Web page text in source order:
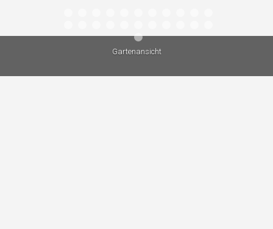
Gartenansicht